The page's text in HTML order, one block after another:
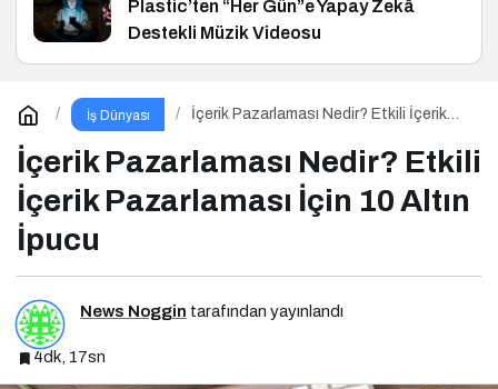
Plastic’ten “Her Gün”e Yapay Zekâ
Destekli Müzik Videosu
İş Dünyası
İçerik Pazarlaması Nedir? Etkili İçerik
İçerik Pazarlaması Nedir? Etkili
İçerik Pazarlaması İçin 10 Altın
İpucu
News Noggin tarafından yayınlandı
4dk, 17sn